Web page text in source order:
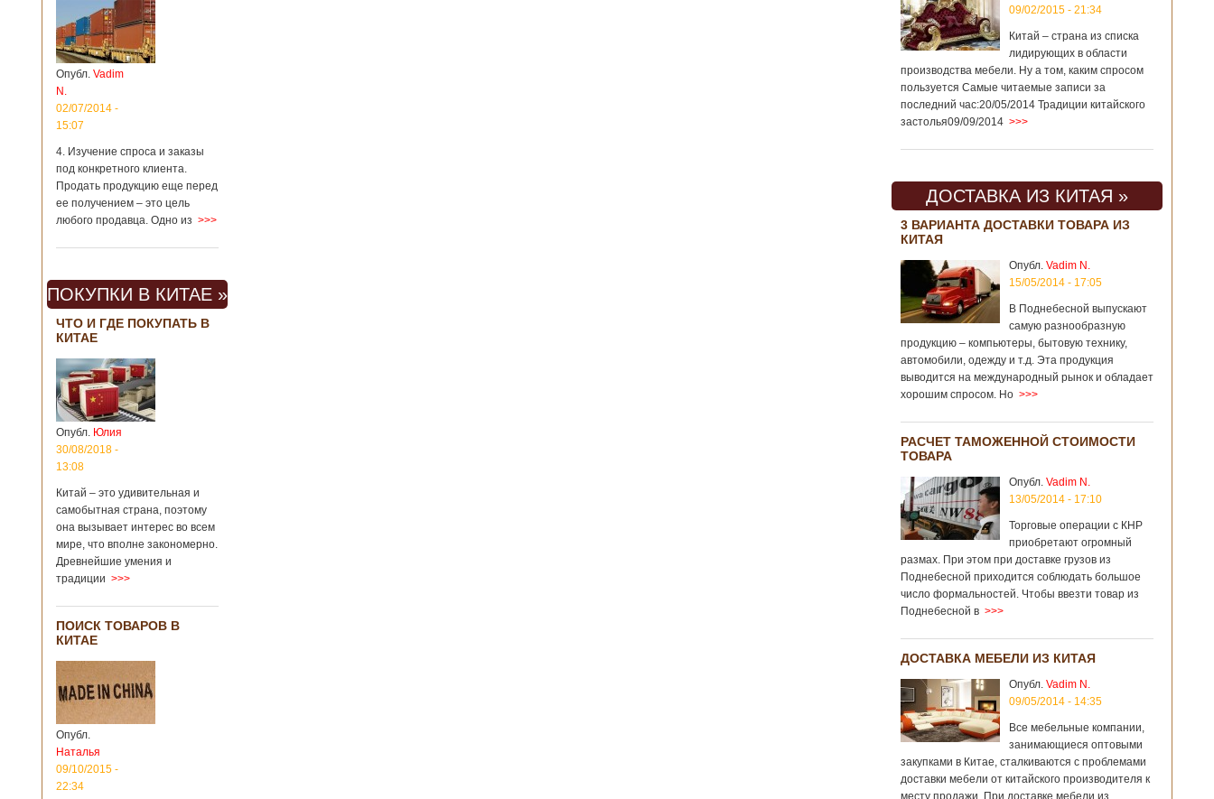
Опубл. Vadim
N.
02/07/2014 -
15:07
4. Изучение спроса и заказы
под конкретного клиента.
Продать продукцию еще перед
ее получением – это цель
любого продавца. Одно из >>>
ПОКУПКИ В КИТАЕ »
ЧТО И ГДЕ ПОКУПАТЬ В
КИТАЕ
Опубл. Юлия
30/08/2018 -
13:08
Китай – это удивительная и
самобытная страна, поэтому
она вызывает интерес во всем
мире, что вполне закономерно.
Древнейшие умения и
традиции >>>
ПОИСК ТОВАРОВ В
КИТАЕ
Опубл.
Наталья
09/10/2015 -
22:34
09/02/2015 - 21:34
Китай – страна из списка
лидирующих в области
производства мебели. Ну а том, каким спросом
пользуется Самые читаемые записи за
последний час:20/05/2014 Традиции китайского
застолья09/09/2014 >>>
ДОСТАВКА ИЗ КИТАЯ »
3 ВАРИАНТА ДОСТАВКИ ТОВАРА ИЗ
КИТАЯ
Опубл. Vadim N.
15/05/2014 - 17:05
В Поднебесной выпускают
самую разнообразную
продукцию – компьютеры, бытовую технику,
автомобили, одежду и т.д. Эта продукция
выводится на международный рынок и обладает
хорошим спросом. Но >>>
РАСЧЕТ ТАМОЖЕННОЙ СТОИМОСТИ
ТОВАРА
Опубл. Vadim N.
13/05/2014 - 17:10
Торговые операции с КНР
приобретают огромный
размах. При этом при доставке грузов из
Поднебесной приходится соблюдать большое
число формальностей. Чтобы ввезти товар из
Поднебесной в >>>
ДОСТАВКА МЕБЕЛИ ИЗ КИТАЯ
Опубл. Vadim N.
09/05/2014 - 14:35
Все мебельные компании,
занимающиеся оптовыми
закупками в Китае, сталкиваются с проблемами
доставки мебели от китайского производителя к
месту продажи. При доставке мебели из